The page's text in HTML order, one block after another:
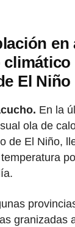
en
El Niño
En la
ola de
de El Niño,
granizadas